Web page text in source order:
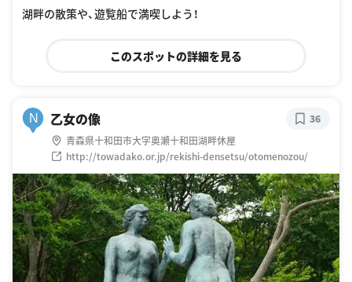
湖畔の散策や、遊覧船で満喫しよう！
このスポットの詳細を見る
N 乙女の像
青森県十和田市大字奥瀬十和田湖畔休屋
http://towadako.or.jp/rekishi-densetsu/otomenozou/
36